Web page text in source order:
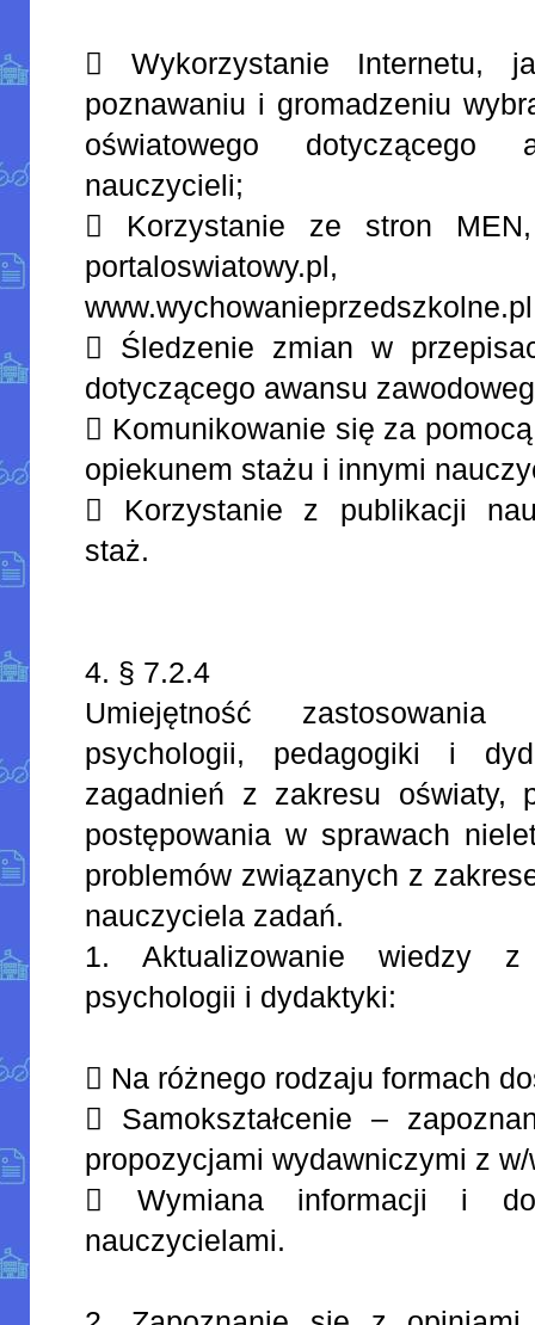
 Wykorzystanie Internetu,
poznawaniu i gromadzeniu
oświatowego dotyczącego
nauczycieli;
 Korzystanie ze stron MEN,
portaloswiatowy.pl,
 Śledzenie zmian w
dotyczącego awansu
 Komunikowanie się za
opiekunem stażu i innymi
 Korzystanie z publikacji
staż.
4. § 7.2.4
Umiejętność
psychologii, pedagogiki i
zagadnień z zakresu oświaty,
postępowania w sprawach
problemów związanych z
nauczyciela zadań.
1. Aktualizowanie wiedzy z
psychologii i dydaktyki:
 Na różnego rodzaju formach
 Samokształcenie –
propozycjami wydawniczymi z
 Wymiana informacji i
nauczycielami.